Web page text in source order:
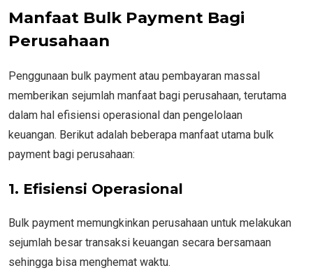
Manfaat Bulk Payment Bagi
Perusahaan
Penggunaan bulk payment atau pembayaran massal
memberikan sejumlah manfaat bagi perusahaan, terutama
dalam hal efisiensi operasional dan pengelolaan
keuangan. Berikut adalah beberapa manfaat utama bulk
payment bagi perusahaan:
1. Efisiensi Operasional
Bulk payment memungkinkan perusahaan untuk melakukan
sejumlah besar transaksi keuangan secara bersamaan
sehingga bisa menghemat waktu.